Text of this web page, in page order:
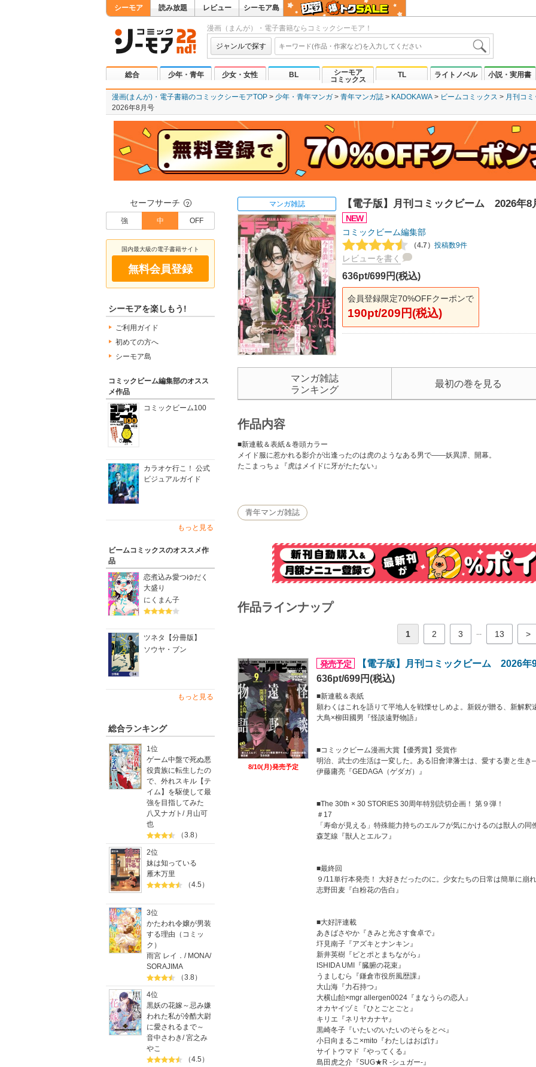
シーモア 読み放題 レビュー シーモア島
漫画（まんが）・電子書籍ならコミックシーモア！
ジャンルで探す
総合 少年・青年 少女・女性 BL
シーモア
コミックス
TL ライトノベル 小説・実用書
漫画(まんが)・電子書籍のコミックシーモアTOP 少年・青年マンガ 青年マンガ誌 KADOKAWA ビームコミックス 月刊コ
2026年8月号
セーフサーチ ？
強 中 OFF
国内最大級の電子書籍サイト
無料会員登録
シーモアを楽しもう!
ご利用ガイド
初めての方へ
シーモア島
コミックビーム編集部のオスス
メ作品
コミックビーム100
カラオケ行こ！ 公式
ビジュアルガイド
もっと見る
ビームコミックスのオススメ作
品
恋煮込み愛つゆだく
大盛り
にくまん子
ツネタ【分冊版】
ソウヤ・ブン
もっと見る
総合ランキング
1位
ゲーム中盤で死ぬ悪
役貴族に転生したの
で、外れスキル【テ
イム】を駆使して最
強を目指してみた
八又ナガト / 月山可
也
（3.8）
2位
妹は知っている
雁木万里
（4.5）
3位
かたわれ令嬢が男装
する理由（コミッ
ク）
雨宮 レイ． / MONA/
SORAJIMA
（3.8）
4位
黒妖の花嫁～忌み嫌
われた私が冷酷大尉
に愛されるまで～
音中さわき/宮之み
やこ
（4.5）
マンガ雑誌 【電子版】月刊コミックビーム 2026年8
NEW
コミックビーム編集部
（4.7） 投稿数9件
レビューを書く
636pt/699円(税込)
会員登録限定70%OFFクーポンで
190pt/209円(税込)
マンガ雑誌
ランキング
最初の巻を見る
作品内容
■新連載＆表紙＆巻頭カラー
メイド服に惹かれる影介が出逢ったのは虎のようなある男で――妖異譚、開幕。
たこまっちょ『虎はメイドに牙がたたない』
砂漠と廃棄物と静寂がひろがる世界で拾った壊れた少年。再生と希望のSFドラマ。
今井浪『渚の少年』
■The 30th × 30 STORIES 30周年特別読切企画！ 第８弾！
待望の新作！ ゴミに囲まれ生活する僕と彼女は、世界のおわりを体験する。
植田りょうたろう『プレイボール・アポカリプス』
7/10単行本１巻発売！ 背徳の恋に囚われるうみが呼び出された場所には……。
■大好評連載
あきばさやか『きみと光さす食卓で』
圷見南子『アズキとナンキン』
新井英樹『ピとポとまちながら』
ISHIDA UMI『臓腑の花束』
うましむら『鎌倉市役所風歴課』
大山海『力石持つ』
オカヤイヅミ『ひとごとごと』
キリエ『ネリヤカナヤ』
黒崎冬子『いたいのいたいのそらをとべ』
小日向まるこ×mito『わたしはおばけ』
志野田麦『白粉花の告白』
島田虎之介『SUG★R -シュガー-』
文野紋『今際の際のファムファタール』
古山フウ『河童のパキチ』
三家本礼『ブラッドフレンド』
■[コミックビーム]公式X(Twitter)
電子化に伴い、一部掲載していないページがございます。ご了承くださいませ。
青年マンガ雑誌
作品ラインナップ
1 2 3 13 >
8/10(月)発売予定
発売予定
【電子版】月刊コミックビーム 2026年
636pt/699円(税込)
■新連載＆表紙
願わくはこれを語りて平地人を戦慄せしめよ。新鋭が贈る、新解釈
大鳥×柳田國男『怪談遠野物語』
■コミックビーム漫画大賞【優秀賞】受賞作
明治、武士の生活は一変した。ある旧會津藩士は、愛する妻と生き
伊藤庸亮『GEDAGA（ゲダガ）』
■The 30th × 30 STORIES 30周年特別読切企画！ 第９弾！
＃17
「寿命が見える」特殊能力持ちのエルフが気にかけるのは獣人の同
森芝線『獣人とエルフ』
■最終回
９/11単行本発売！ 大好きだったのに。少女たちの日常は簡単に崩れ
志野田麦『白粉花の告白』
■大好評連載
あきばさやか『きみと光さす食卓で』
圷見南子『アズキとナンキン』
新井英樹『ピとポとまちながら』
ISHIDA UMI『臓腑の花束』
うましむら『鎌倉市役所風歴課』
大山海『力石持つ』
大横山飴×mgr allergen0024『まなうらの恋人』
オカヤイヅミ『ひとごとごと』
キリエ『ネリヤカナヤ』
黒崎冬子『いたいのいたいのそらをとべ』
小日向まるこ×mito『わたしはおばけ』
サイトウマド『やってくる』
島田虎之介『SUG★R -シュガー-』